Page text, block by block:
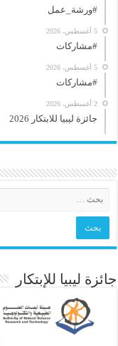
#ورشة_عمل
5 أغسطس، 2026
#مشاركات
5 أغسطس، 2026
#مشاركات
2 أغسطس، 2026
جائزة ليبيا للابتكار 2026
جائزة ليبيا للإبتكار